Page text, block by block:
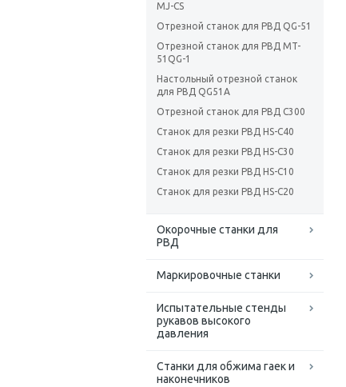
MJ-CS
Отрезной станок для РВД QG-51
Отрезной станок для РВД MT-
51QG-1
Настольный отрезной cтанок
для РВД QG51A
Отрезной станок для РВД С300
Станок для резки РВД HS-C40
Станок для резки РВД HS-C30
Станок для резки РВД HS-C10
Станок для резки РВД HS-C20
Окорочные станки для
РВД
Маркировочные станки
Испытательные стенды
рукавов высокого
давления
Станки для обжима гаек и
наконечников